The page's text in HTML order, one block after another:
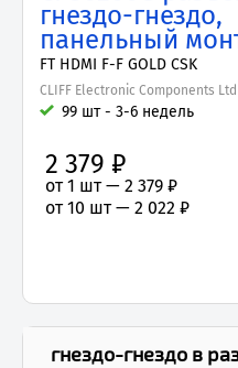
гнездо-гнездо,
панельный
FT HDMI F-F GOLD CSK
CLIFF Electronic Components Ltd
99 шт - 3-6 недель
2 379 ₽
от 1 шт — 2 379 ₽
от 10 шт — 2 022 ₽
гнездо-гнездо в